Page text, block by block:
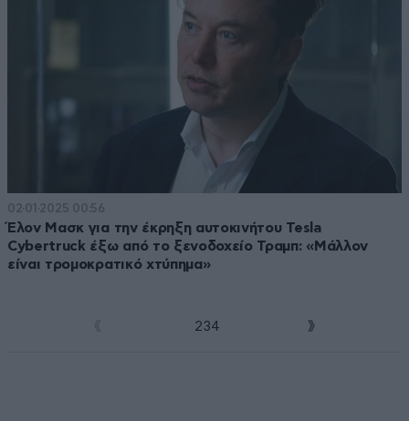
02·01·2025 00:56
Έλον Μασκ για την έκρηξη αυτοκινήτου Tesla
Cybertruck έξω από το ξενοδοχείο Τραμπ: «Μάλλον
είναι τρομοκρατικό χτύπημα»
234